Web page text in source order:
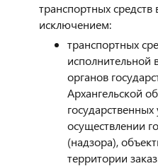
транспортных
исключением:
транспортных
исполнительной
органов
Архангельской
осуществлении
(надзора),
территории